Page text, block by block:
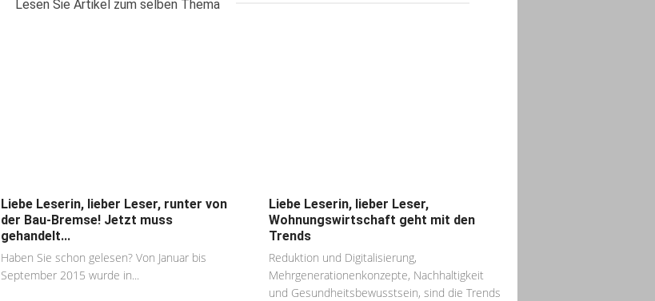
Lesen Sie Artikel zum selben Thema
Liebe Leserin, lieber Leser, runter von
der Bau-Bremse! Jetzt muss
gehandelt...
Haben Sie schon gelesen? Von Januar bis
September 2015 wurde in...
Liebe Leserin, lieber Leser,
Wohnungswirtschaft geht mit den
Trends
Reduktion und Digitalisierung,
Mehrgenerationenkonzepte, Nachhaltigkeit
und Gesundheitsbewusstsein, sind die Trends